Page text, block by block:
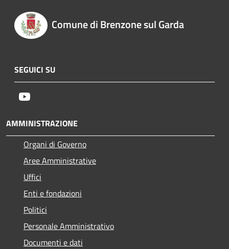
Comune di Brenzone sul Garda
SEGUICI SU
AMMINISTRAZIONE
Organi di Governo
Aree Amministrative
Uffici
Enti e fondazioni
Politici
Personale Amministrativo
Documenti e dati